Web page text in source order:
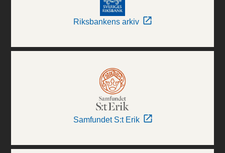
Riksbankens arkiv
Samfundet S:t Erik